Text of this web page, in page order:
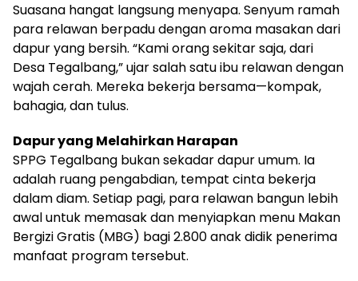
Suasana hangat langsung menyapa. Senyum ramah
para relawan berpadu dengan aroma masakan dari
dapur yang bersih. “Kami orang sekitar saja, dari
Desa Tegalbang,” ujar salah satu ibu relawan dengan
wajah cerah. Mereka bekerja bersama—kompak,
bahagia, dan tulus.
Dapur yang Melahirkan Harapan
SPPG Tegalbang bukan sekadar dapur umum. Ia
adalah ruang pengabdian, tempat cinta bekerja
dalam diam. Setiap pagi, para relawan bangun lebih
awal untuk memasak dan menyiapkan menu Makan
Bergizi Gratis (MBG) bagi 2.800 anak didik penerima
manfaat program tersebut.